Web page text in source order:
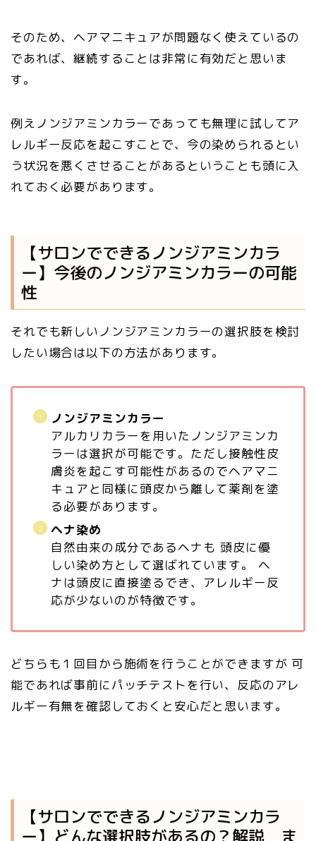
そのため、ヘアマニキュアが問題なく使えているの
であれば、継続することは非常に有効だと思いま
す。
例えノンジアミンカラーであっても無理に試してア
レルギー反応を起こすことで、今の染められるとい
う状況を悪くさせることがあるということも頭に入
れておく必要があります。
【サロンでできるノンジアミンカラ
ー】今後のノンジアミンカラーの可能
性
それでも新しいノンジアミンカラーの選択肢を検討
したい場合は以下の方法があります。
ノンジアミンカラー
アルカリカラーを用いたノンジアミンカ
ラーは選択が可能です。ただし接触性皮
膚炎を起こす可能性があるのでヘアマニ
キュアと同様に頭皮から離して薬剤を塗
る必要があります。
ヘナ染め
自然由来の成分であるヘナも 頭皮に優
しい染め方として選ばれています。 ヘ
ナは頭皮に直接塗るでき、アレルギー反
応が少ないのが特徴です。
どちらも１回目から施術を行うことができますが 可
能であれば事前にパッチテストを行い、反応のアレ
ルギー有無を確認しておくと安心だと思います。
【サロンでできるノンジアミンカラ
ー】どんな選択肢があるの？解説 ま